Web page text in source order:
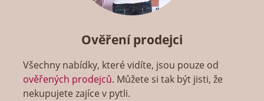
Ověření prodejci
Všechny nabídky, které vidíte, jsou pouze od
ověřených prodejců. Můžete si tak být jisti, že
nekupujete zajíce v pytli.